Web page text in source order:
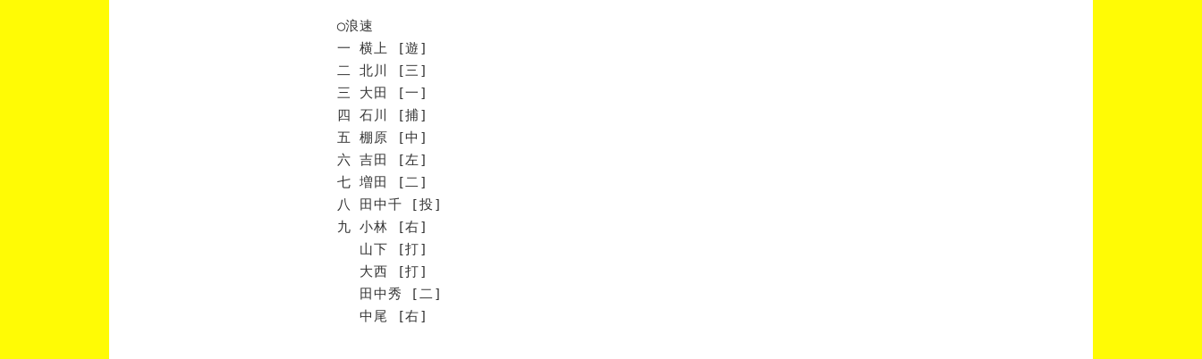
◯浪速
一 横上 [遊]
二 北川 [三]
三 大田 [一]
四 石川 [捕]
五 棚原 [中]
六 吉田 [左]
七 増田 [二]
八 田中千 [投]
九 小林 [右]
山下 [打]
大西 [打]
田中秀 [二]
中尾 [右]